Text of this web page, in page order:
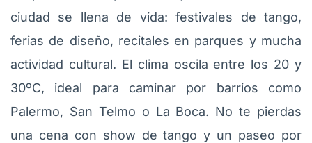
ciudad se llena de vida: festivales de tango,
ferias de diseño, recitales en parques y mucha
actividad cultural. El clima oscila entre los 20 y
30ºC, ideal para caminar por barrios como
Palermo, San Telmo o La Boca. No te pierdas
una cena con show de tango y un paseo por